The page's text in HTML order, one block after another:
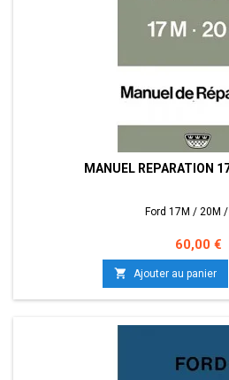
MANUEL REPARATION
Ford 17M / 20M
Prix
60,00 €
 Ajouter au panier